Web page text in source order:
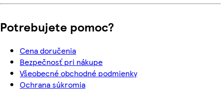
Potrebujete pomoc?
Cena doručenia
Bezpečnosť pri nákupe
Všeobecné obchodné podmienky
Ochrana súkromia